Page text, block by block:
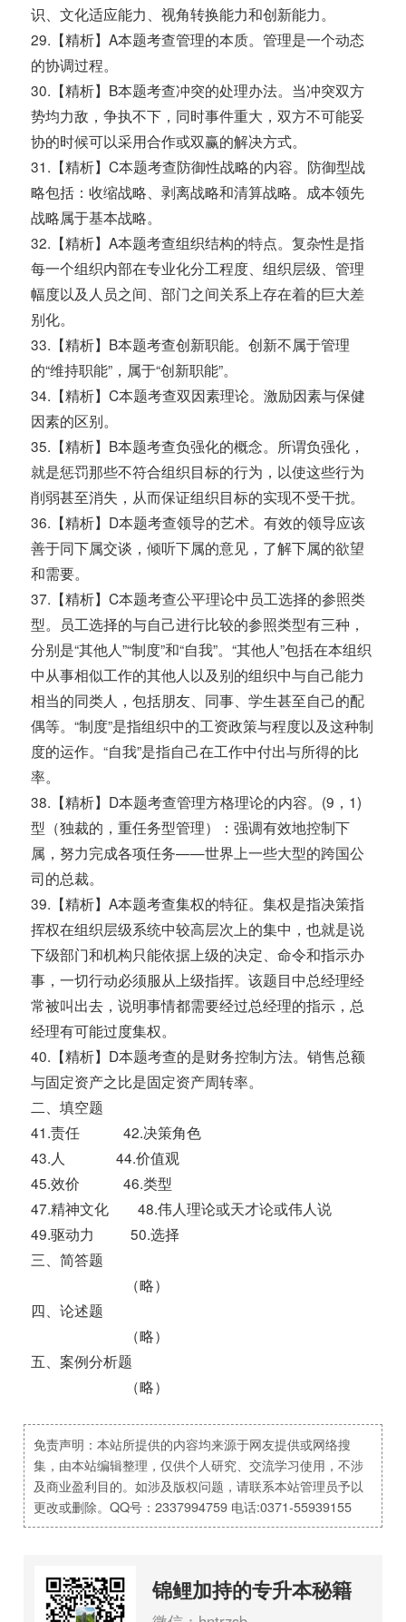
识、文化适应能力、视角转换能力和创新能力。
29.【精析】A本题考查管理的本质。管理是一个动态
的协调过程。
30.【精析】B本题考查冲突的处理办法。当冲突双方
势均力敌，争执不下，同时事件重大，双方不可能妥
协的时候可以采用合作或双赢的解决方式。
31.【精析】C本题考查防御性战略的内容。防御型战
略包括：收缩战略、剥离战略和清算战略。成本领先
战略属于基本战略。
32.【精析】A本题考查组织结构的特点。复杂性是指
每一个组织内部在专业化分工程度、组织层级、管理
幅度以及人员之间、部门之间关系上存在着的巨大差
别化。
33.【精析】B本题考查创新职能。创新不属于管理
的“维持职能”，属于“创新职能”。
34.【精析】C本题考查双因素理论。激励因素与保健
因素的区别。
35.【精析】B本题考查负强化的概念。所谓负强化，
就是惩罚那些不符合组织目标的行为，以使这些行为
削弱甚至消失，从而保证组织目标的实现不受干扰。
36.【精析】D本题考查领导的艺术。有效的领导应该
善于同下属交谈，倾听下属的意见，了解下属的欲望
和需要。
37.【精析】C本题考查公平理论中员工选择的参照类
型。员工选择的与自己进行比较的参照类型有三种，
分别是“其他人”“制度”和“自我”。“其他人”包括在本组织
中从事相似工作的其他人以及别的组织中与自己能力
相当的同类人，包括朋友、同事、学生甚至自己的配
偶等。“制度”是指组织中的工资政策与程度以及这种制
度的运作。“自我”是指自己在工作中付出与所得的比
率。
38.【精析】D本题考查管理方格理论的内容。(9，1)
型（独裁的，重任务型管理）：强调有效地控制下
属，努力完成各项任务——世界上一些大型的跨国公
司的总裁。
39.【精析】A本题考查集权的特征。集权是指决策指
挥权在组织层级系统中较高层次上的集中，也就是说
下级部门和机构只能依据上级的决定、命令和指示办
事，一切行动必须服从上级指挥。该题目中总经理经
常被叫出去，说明事情都需要经过总经理的指示，总
经理有可能过度集权。
40.【精析】D本题考查的是财务控制方法。销售总额
与固定资产之比是固定资产周转率。
二、填空题
41.责任 42.决策角色
43.人 44.价值观
45.效价 46.类型
47.精神文化 48.伟人理论或天才论或伟人说
49.驱动力 50.选择
三、简答题
（略）
四、论述题
（略）
五、案例分析题
（略）
免责声明：本站所提供的内容均来源于网友提供或网络搜
集，由本站编辑整理，仅供个人研究、交流学习使用，不涉
及商业盈利目的。如涉及版权问题，请联系本站管理员予以
更改或删除。QQ号：2337994759 电话:0371-55939155
锦鲤加持的专升本秘籍